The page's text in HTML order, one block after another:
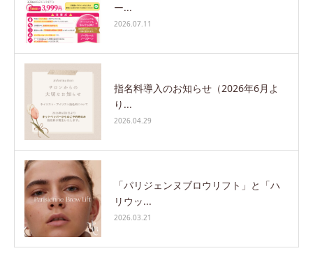
ー...
2026.07.11
指名料導入のお知らせ（2026年6月よ
り...
2026.04.29
「パリジェンヌブロウリフト」と「ハ
リウッ...
2026.03.21